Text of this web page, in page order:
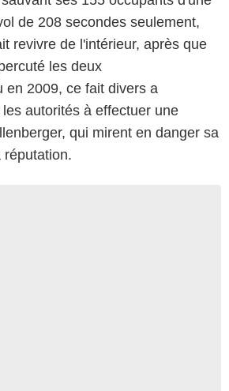
de 208 secondes seulement,
revivre de l'intérieur, après que
les deux
en 2009, ce fait divers a
autorités à effectuer une
qui mirent en danger sa
réputation.